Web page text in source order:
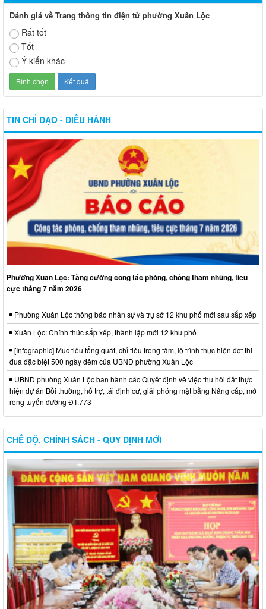
Đánh giá về Trang thông tin điện tử phường Xuân Lộc
Rất tốt
Tốt
Ý kiến khác
TIN CHỈ ĐẠO - ĐIỀU HÀNH
Phường Xuân Lộc: Tăng cường công tác phòng, chống tham nhũng, tiêu
cực tháng 7 năm 2026
Phường Xuân Lộc thông báo nhân sự và trụ sở 12 khu phố mới sau sắp xếp
Xuân Lộc: Chính thức sắp xếp, thành lập mới 12 khu phố
[Infographic] Mục tiêu tổng quát, chỉ tiêu trọng tâm, lộ trình thực hiện đợt thi
đua đặc biệt 500 ngày đêm của UBND phường Xuân Lộc
UBND phường Xuân Lộc ban hành các Quyết định về việc thu hồi đất thực
hiện dự án Bồi thường, hỗ trợ, tái định cư, giải phóng mặt bằng Nâng cấp, mở
rộng tuyến đường ĐT.773
CHẾ ĐỘ, CHÍNH SÁCH - QUY ĐỊNH MỚI